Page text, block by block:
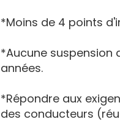
*Moins de 4 points
*Aucune suspension
années.
*Répondre aux
des conducteurs